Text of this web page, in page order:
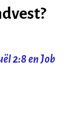
2:8 en Job